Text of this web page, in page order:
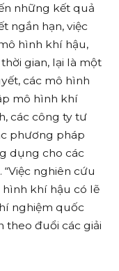
những kết quả
ngắn hạn, việc
hình khí hậu,
gian, lại là một
các mô hình
mô hình khí
các công ty tư
phương pháp
dụng cho các
nghiên cứu
khí hậu có lẽ
nghiệm quốc
theo đuổi các giải